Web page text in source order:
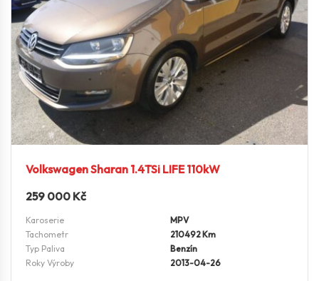
Volkswagen Sharan 1.4TSi LIFE 110kW
259 000 Kč
Karoserie
MPV
Tachometr
210492 Km
Typ Paliva
Benzín
Roky Výroby
2013-04-26